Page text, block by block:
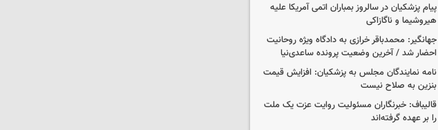
پیام پزشکیان در سالروز بمباران اتمی آمریکا علیه
هیروشیما و ناگازاکی
جهانگیر: محمدباقر خرازی به دادگاه ویژه روحانیت
احضار شد / آخرین وضعیت پرونده ساعدی‌نیا
نامه نمایندگان مجلس به پزشکیان: افزایش قیمت
بنزین به صلاح نیست
قالیباف: خبرنگاران مسئولیت روایت عزت یک ملت
را بر عهده گرفته‌اند